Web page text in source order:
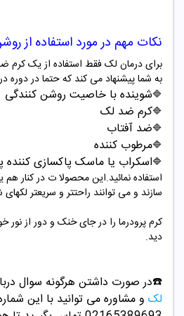
نکات مهم در مورد استفاده از
برای درمان لک فقط استفاده از یک
به شما پیشنهاد می کند که حتما در دوره
🔷شوینده با خاصیت روشن کنندگی
🔷کرم ضد لک
🔷ضد آفتاب
🔷مرطوب کننده
🔷اسکراب یا ماسک پاکسازی
استفاده نمائید.این محصولا ت در
سازند و می توانند راحتتر و سریعتر لکهای
کرم پرودرما را در جای خنک و دور از نور
دید.
☎️در صورت داشتن هرگونه سوال
لک